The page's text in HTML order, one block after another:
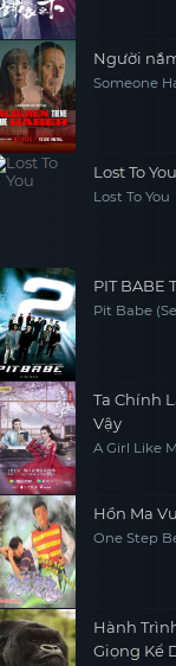
- HD
of Our Days
Breakwater
Teibou
Người
Someone
Lost To You
Lost To You
PIT BABE
Pit Babe
Ta Chính
Vậy
A Girl Like
Hồn Ma
One Step
Hành
Giọng Kể